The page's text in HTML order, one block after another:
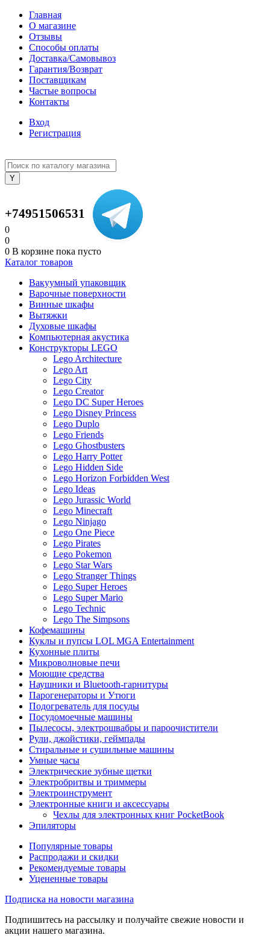
Главная
О магазине
Отзывы
Способы оплаты
Доставка/Самовывоз
Гарантия/Возврат
Поставщикам
Частые вопросы
Контакты
Вход
Регистрация
+74951506531
0
0
0 В корзине пока пусто
Каталог товаров
Вакуумный упаковщик
Варочные поверхности
Винные шкафы
Вытяжки
Духовые шкафы
Компьютерная акустика
Конструкторы LEGO
Lego Architecture
Lego Art
Lego City
Lego Creator
Lego DC Super Heroes
Lego Disney Princess
Lego Duplo
Lego Friends
Lego Ghostbusters
Lego Harry Potter
Lego Hidden Side
Lego Horizon Forbidden West
Lego Ideas
Lego Jurassic World
Lego Minecraft
Lego Ninjago
Lego One Piece
Lego Pirates
Lego Pokemon
Lego Star Wars
Lego Stranger Things
Lego Super Heroes
Lego Super Mario
Lego Technic
Lego The Simpsons
Кофемашины
Куклы и пупсы LOL MGA Entertainment
Кухонные плиты
Микроволновые печи
Моющие средства
Наушники и Bluetooth-гарнитуры
Парогенераторы и Утюги
Подогреватель для посуды
Посудомоечные машины
Пылесосы, электрошвабры и пароочистители
Рули, джойстики, геймпады
Стиральные и сушильные машины
Умные часы
Электрические зубные щетки
Электробритвы и триммеры
Электроинструмент
Электронные книги и аксессуары
Чехлы для электронных книг PocketBook
Эпиляторы
Популярные товары
Распродажи и скидки
Рекомендуемые товары
Уцененные товары
Подписка на новости магазина
Подпишитесь на рассылку и получайте свежие новости и
акции нашего магазина.